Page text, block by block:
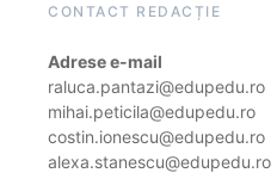
CONTACT REDACȚIE
Adrese e-mail
raluca.pantazi@edupedu.ro
mihai.peticila@edupedu.ro
costin.ionescu@edupedu.ro
alexa.stanescu@edupedu.ro